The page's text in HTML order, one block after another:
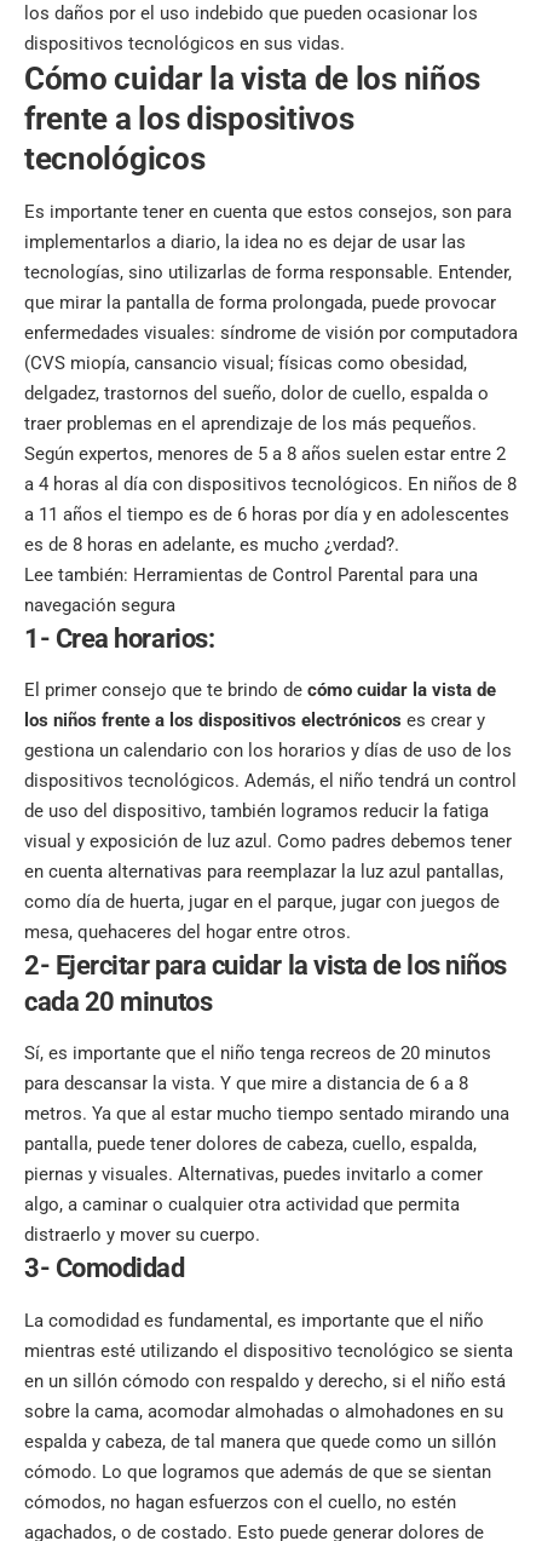
los daños por el uso indebido que pueden ocasionar los
dispositivos tecnológicos en sus vidas.
Cómo cuidar la vista de los niños
frente a los dispositivos
tecnológicos
Es importante tener en cuenta que estos consejos, son para
implementarlos a diario, la idea no es dejar de usar las
tecnologías, sino utilizarlas de forma responsable. Entender,
que mirar la pantalla de forma prolongada, puede provocar
enfermedades visuales: síndrome de visión por computadora
(CVS miopía, cansancio visual; físicas como obesidad,
delgadez, trastornos del sueño, dolor de cuello, espalda o
traer problemas en el aprendizaje de los más pequeños.
Según expertos, menores de 5 a 8 años suelen estar entre 2
a 4 horas al día con dispositivos tecnológicos. En niños de 8
a 11 años el tiempo es de 6 horas por día y en adolescentes
es de 8 horas en adelante, es mucho ¿verdad?.
Lee también: Herramientas de Control Parental para una
navegación segura
1- Crea horarios:
El primer consejo que te brindo de cómo cuidar la vista de
los niños frente a los dispositivos electrónicos es crear y
gestiona un calendario con los horarios y días de uso de los
dispositivos tecnológicos. Además, el niño tendrá un control
de uso del dispositivo, también logramos reducir la fatiga
visual y exposición de luz azul. Como padres debemos tener
en cuenta alternativas para reemplazar la luz azul pantallas,
como día de huerta, jugar en el parque, jugar con juegos de
mesa, quehaceres del hogar entre otros.
2- Ejercitar para cuidar la vista de los niños
cada 20 minutos
Sí, es importante que el niño tenga recreos de 20 minutos
para descansar la vista. Y que mire a distancia de 6 a 8
metros. Ya que al estar mucho tiempo sentado mirando una
pantalla, puede tener dolores de cabeza, cuello, espalda,
piernas y visuales. Alternativas, puedes invitarlo a comer
algo, a caminar o cualquier otra actividad que permita
distraerlo y mover su cuerpo.
3- Comodidad
La comodidad es fundamental, es importante que el niño
mientras esté utilizando el dispositivo tecnológico se sienta
en un sillón cómodo con respaldo y derecho, si el niño está
sobre la cama, acomodar almohadas o almohadones en su
espalda y cabeza, de tal manera que quede como un sillón
cómodo. Lo que logramos que además de que se sientan
cómodos, no hagan esfuerzos con el cuello, no estén
agachados, o de costado. Esto puede generar dolores de